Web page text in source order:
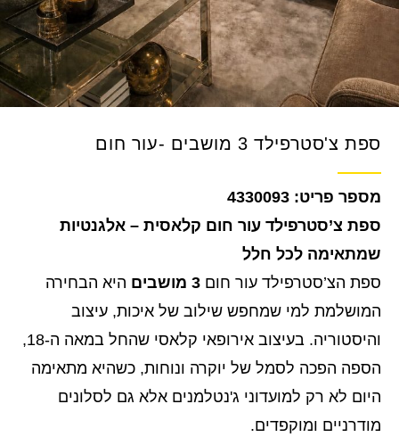
ספת צ'סטרפילד 3 מושבים -עור חום
4330093
ספת צ’סטרפילד עור חום קלאסית – אלגנטיות
שמתאימה לכל חלל
ספת הצ’סטרפילד עור חום 3 מושבים
היא הבחירה
המושלמת למי שמחפש שילוב של איכות, עיצוב
והיסטוריה. בעיצוב אירופאי קלאסי שהחל במאה ה-18,
הספה הפכה לסמל של יוקרה ונוחות, כשהיא מתאימה
היום לא רק למועדוני ג'נטלמנים אלא גם לסלונים
מודרניים ומוקפדים.